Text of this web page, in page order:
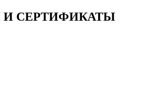
И СЕРТИФИКАТЫ